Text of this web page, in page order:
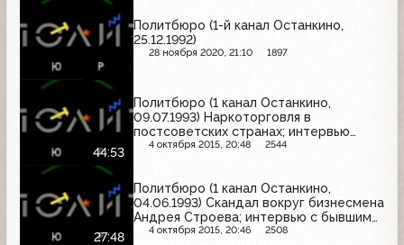
Политбюро (1-й канал Останкино,
25.12.1992)
28 ноября 2020, 21:10 1897
44:53
Политбюро (1 канал Останкино,
09.07.1993) Наркоторговля в
постсоветских странах; интервью
Дмитрия Якубовского и Николая
4 октября 2015, 20:48 2544
27:48
Политбюро (1 канал Останкино,
04.06.1993) Скандал вокруг бизнесмена
Андрея Строева; интервью с бывшим
генерал-майором КГБ Олегом
4 октября 2015, 20:46 2508